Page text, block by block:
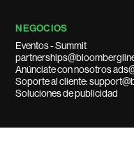
NEGOCIOS
Eventos - Summit
Anúnciate con nosotros
Soporte al cliente:
Soluciones de publicidad